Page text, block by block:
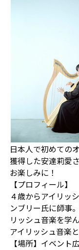
日本人で初めての
獲得した安達莉愛
お楽しみに！
【プロフィール】
４歳からアイリッ
ンブリー氏に師事
リッシュ音楽を学
アイリッシュ音楽
【場所】イベント